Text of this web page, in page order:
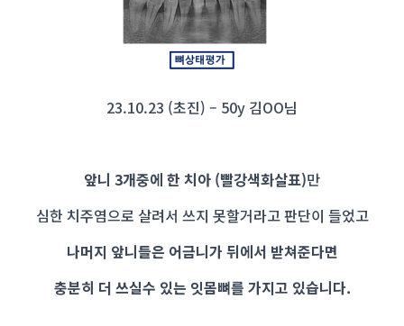
23.10.23 (초진) – 50y 김OO님
앞니 3개중에 한 치아 (빨강색화살표)만
심한 치주염으로 살려서 쓰지 못할거라고 판단이 들었고
나머지 앞니들은 어금니가 뒤에서 받쳐준다면
충분히 더 쓰실수 있는 잇몸뼈를 가지고 있습니다.